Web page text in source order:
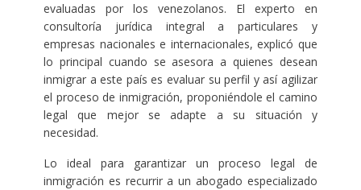
evaluadas por los venezolanos. El experto en
consultoría jurídica integral a particulares y
empresas nacionales e internacionales, explicó que
lo principal cuando se asesora a quienes desean
inmigrar a este país es evaluar su perfil y así agilizar
el proceso de inmigración, proponiéndole el camino
legal que mejor se adapte a su situación y
necesidad.
Lo ideal para garantizar un proceso legal de
inmigración es recurrir a un abogado especializado